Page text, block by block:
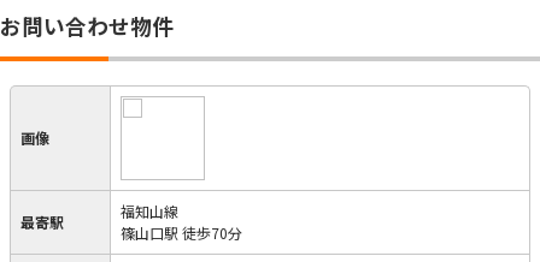
お問い合わせ物件
画像
最寄駅
福知山線
篠山口駅 徒歩70分